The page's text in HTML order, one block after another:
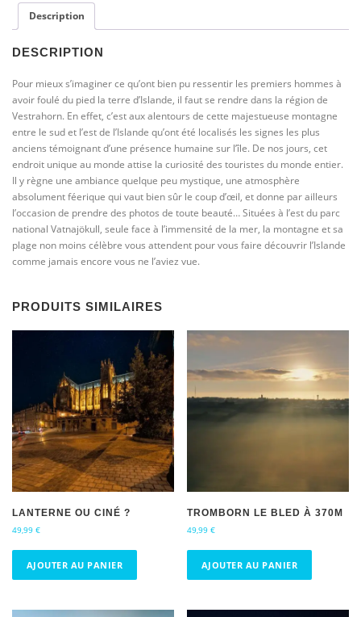
Stokksnes
Description
DESCRIPTION
Pour mieux s’imaginer ce qu’ont bien pu ressentir les premiers hommes à
avoir foulé du pied la terre d’Islande, il faut se rendre dans la région de
Vestrahorn. En effet, c’est aux alentours de cette majestueuse montagne
entre le sud et l’est de l’Islande qu’ont été localisés les signes les plus
anciens témoignant d’une présence humaine sur l’île. De nos jours, cet
endroit unique au monde attise la curiosité des touristes du monde entier.
Il y règne une ambiance quelque peu mystique, une atmosphère
absolument féerique qui vaut bien sûr le coup d’œil, et donne par ailleurs
l’occasion de prendre des photos de toute beauté… Situées à l’est du parc
national Vatnajökull, seule face à l’immensité de la mer, la montagne et sa
plage non moins célèbre vous attendent pour vous faire découvrir l’Islande
comme jamais encore vous ne l’aviez vue.
PRODUITS SIMILAIRES
LANTERNE OU CINÉ ?
49,99 €
AJOUTER AU PANIER
TROMBORN LE BLED À 370M
49,99€
AJOUTER AU PANIER